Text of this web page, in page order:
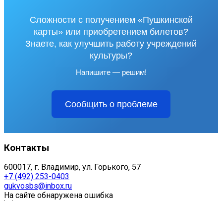
Сложности с получением «Пушкинской
карты» или приобретением билетов?
Знаете, как улучшить работу учреждений
культуры?
Напишите — решим!
Сообщить о проблеме
Контакты
600017, г. Владимир, ул. Горького, 57
+7 (492) 253-0403
gukvosbs@inbox.ru
На сайте обнаружена ошибка